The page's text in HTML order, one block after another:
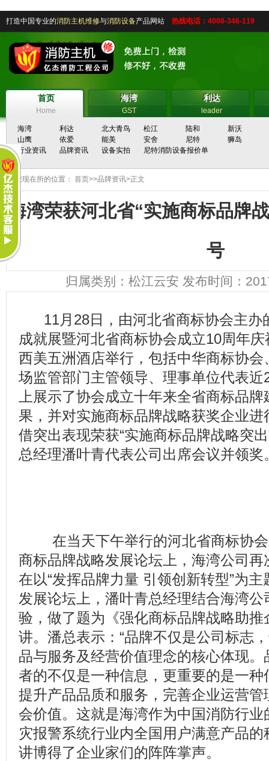
打造中国专业的消防主机维修与消防设备产品网站 热线电话：4000-346-119
首页 海湾 利达
首页
Home
海湾
GST
利达
leader
海湾 利达 北大青鸟 松江 陆和
新沃
山鹰
依爱 能美 安舍 尼特
狮岛
行业资讯
品牌资讯 设备实拍 尼特消防设备报价单
您现在所的位置： 首页>>品牌资讯>正文
海湾荣获河北省“实施商标品牌
号
归属类别： 松江云安 发布时间：
11月28日，由河北省商标协会主办
成就展暨河北省商标协会成立10周年
西美五洲酒店举行，包括中华商标协
场监管部门主管领导、理事单位代表
上展示了协会成立十年来全省商标品
果，并对实施商标品牌战略获奖企业
借突出表现荣获“实施商标品牌战略突
总经理潘叶青代表公司出席会议并领
在当天下午举行的河北省商标协会
商标品牌战略发展论坛上，海湾公司
在以“发挥品牌力量 引领创新转型”为
发展论坛上，潘叶青总经理结合海湾
验，做了题为《强化商标品牌战略助
讲。潘总表示：“品牌不仅是公司标志
品与服务及经营价值理念的核心体现
者的不仅是一种信息，更重要的是一
提升产品品质和服务，完善企业运营
会价值。这就是海湾作为中国消防行
灾报警系统行业内全国用户满意产品的
讲博得了企业家们的阵阵掌声。